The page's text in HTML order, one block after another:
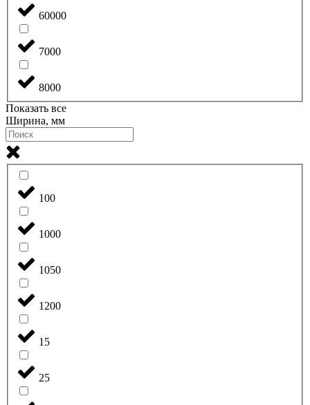
60000
7000
8000
Показать все
Ширина, мм
100
1000
1050
1200
15
25